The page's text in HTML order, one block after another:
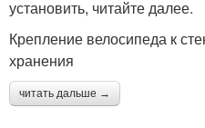
установить, читайте далее.
Крепление велосипеда к
хранения
читать дальше →